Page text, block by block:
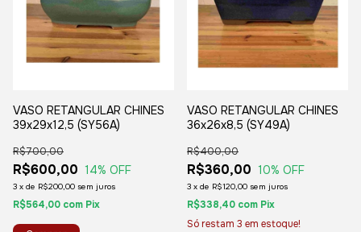
VASO RETANGULAR CHINES
39x29x12,5 (SY56A)
R$600,00
R$700,00
14% OFF
3 x de R$200,00 sem juros
R$564,00 com Pix
VASO RETANGULAR CHINES
36x26x8,5 (SY49A)
R$360,00
R$400,00
10% OFF
3 x de R$120,00 sem juros
R$338,40 com Pix
Só restam 3 em estoque!